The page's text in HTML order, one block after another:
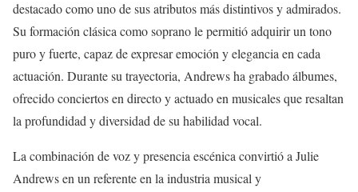
destacado como uno de sus atributos más distintivos y admirados.
Su formación clásica como soprano le permitió adquirir un tono
puro y fuerte, capaz de expresar emoción y elegancia en cada
actuación. Durante su trayectoria, Andrews ha grabado álbumes,
ofrecido conciertos en directo y actuado en musicales que resaltan
la profundidad y diversidad de su habilidad vocal.
La combinación de voz y presencia escénica convirtió a Julie
Andrews en un referente en la industria musical y